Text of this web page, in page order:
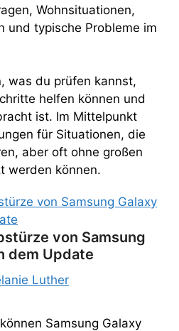
Wohnsituationen,
und typische Probleme im
was du prüfen kannst,
helfen können und
ist. Im Mittelpunkt
für Situationen, die
aber oft ohne großen
werden können.
von Samsung
dem Update
Luther
Samsung Galaxy